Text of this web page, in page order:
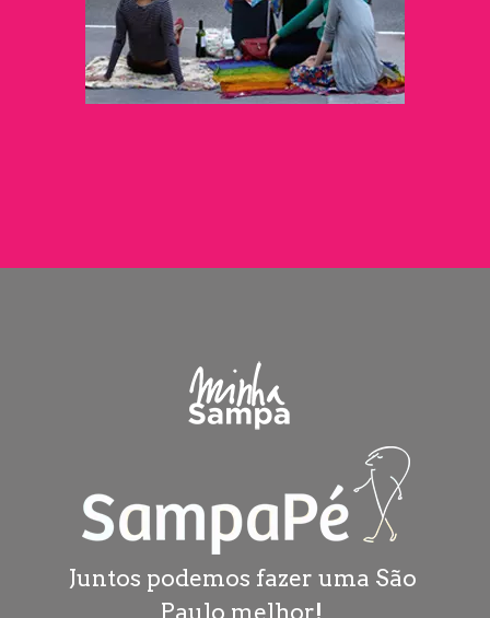
Juntos podemos fazer uma São
Paulo melhor!